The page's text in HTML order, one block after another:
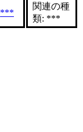
***
関連の種
類: ***